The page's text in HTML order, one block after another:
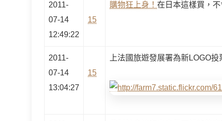
2011-
07-14
12:49:22
15
購物狂上身！ 在日本這樣買，
2011-
07-14
13:04:27
15
上法國旅遊發展署為新LOGO